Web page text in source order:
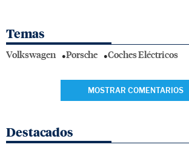
Temas
Volkswagen Porsche Coches Eléctricos
MOSTRAR COMENTARIOS
Destacados